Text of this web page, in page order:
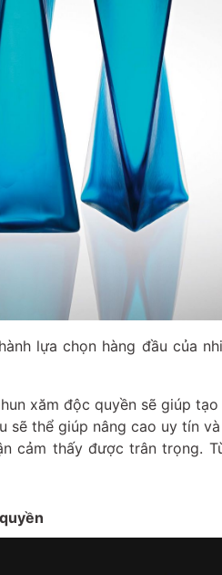
lựa chọn hàng đầu của
xăm độc quyền sẽ giúp
thể giúp nâng cao uy tín
cảm thấy được trân trọng.